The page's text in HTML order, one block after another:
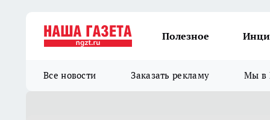
Полезное
Все новости Заказать рекламу Мы в